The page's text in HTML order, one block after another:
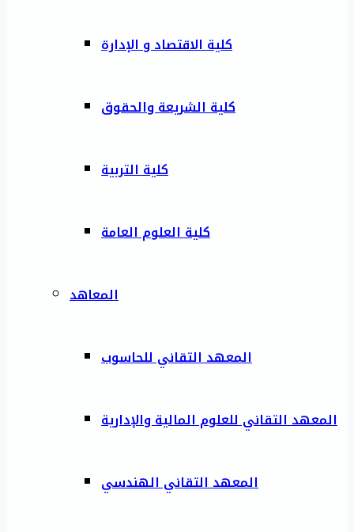
كلية الاقتصاد و الإدارة
كلية الشريعة والحقوق
كلية التربية
كلية العلوم العامة
المعاهد
المعهد التقاني للحاسوب
المعهد التقاني للعلوم المالية والإدارية
المعهد التقاني الهندسي